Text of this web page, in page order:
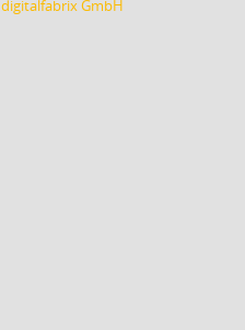
digitalfabrix GmbH